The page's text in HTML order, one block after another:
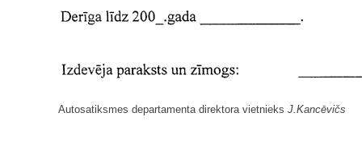
Autosatiksmes departamenta direktora vietnieks J.Kancēvičs